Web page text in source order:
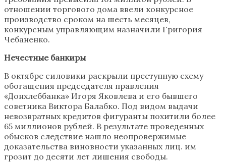
отношении торгового дома ввели конкурсное
производство сроком на шесть месяцев,
конкурсным управляющим назначили Григория
Чебаненко.
Нечестные банкиры
В октябре силовики раскрыли преступную схему
обогащения председателя правления
«Донхлеббанка» Игоря Яковлева и его бывшего
советника Виктора Балабко. Под видом выдачи
невозвратных кредитов фигуранты похитили более
65 миллионов рублей. В результате проведенных
обысков следствие нашло неопровержимые
доказательства виновности указанных лиц. им
грозит до десяти лет лишения свободы.